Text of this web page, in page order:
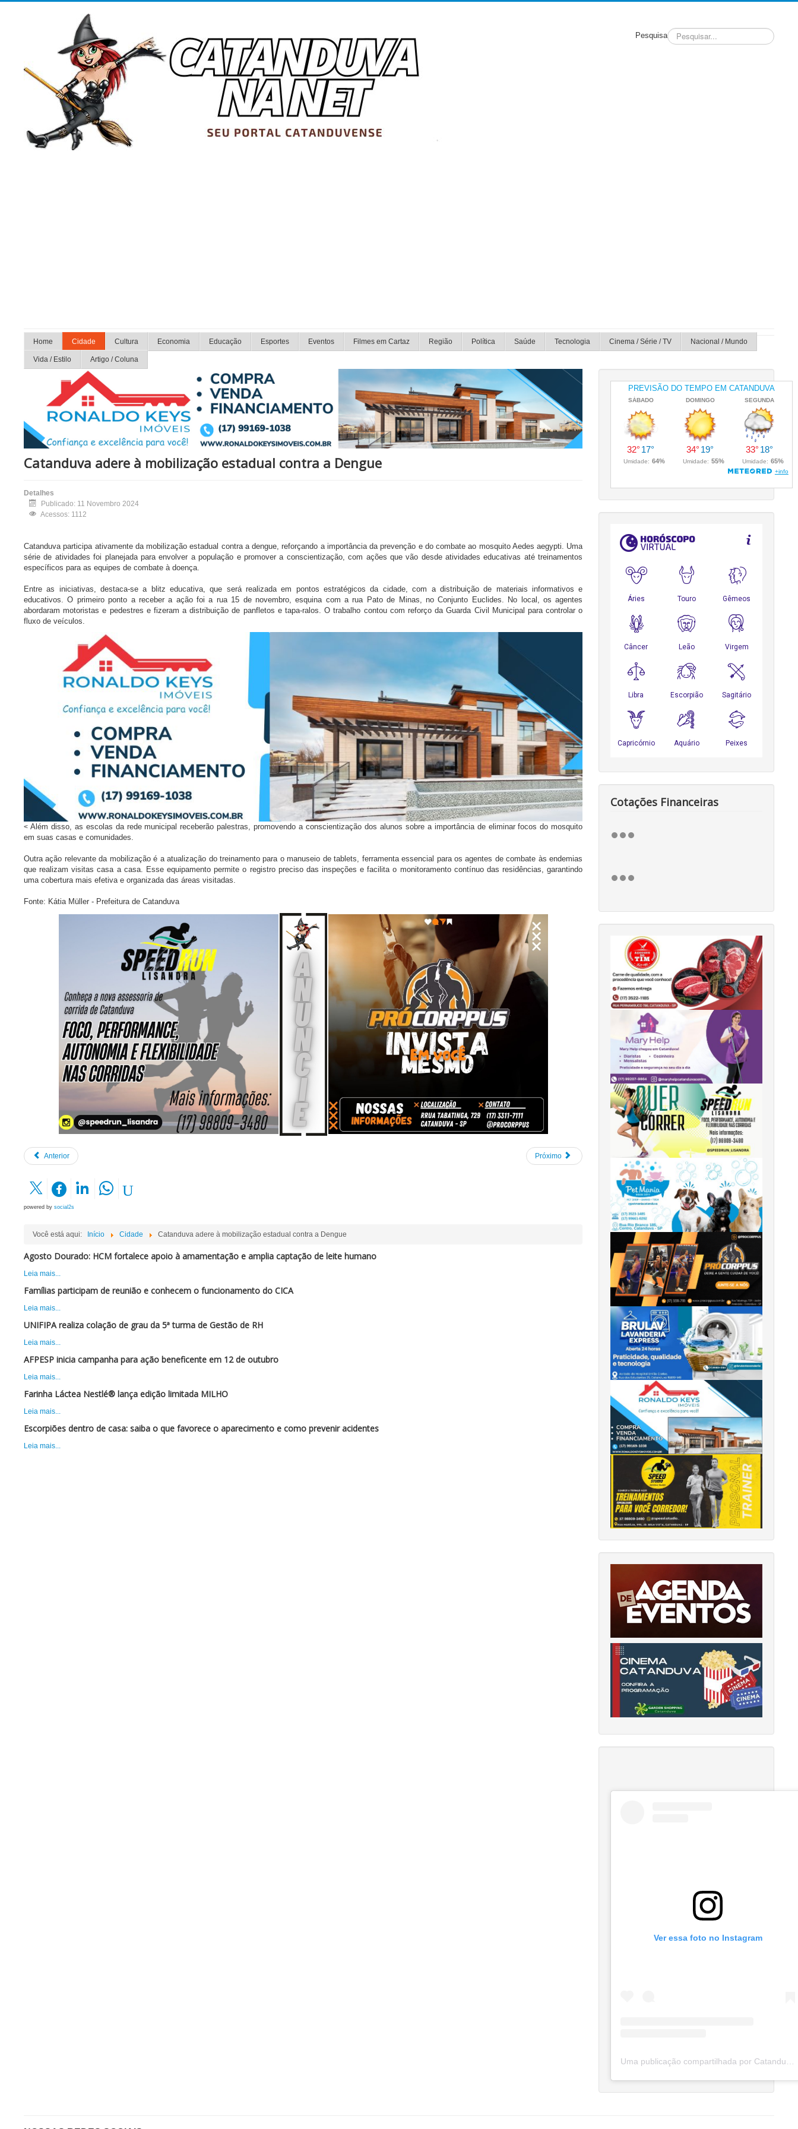
Pesquisa
Home Cidade Cultura Economia Educação Esportes Eventos Filmes em Cartaz Região Política Saúde Tecnologia Cinema / Série / TV Nacional / Mundo
Vida / Estilo Artigo / Coluna
Catanduva adere à mobilização estadual contra a Dengue
Detalhes
Publicado: 11 Novembro 2024
Acessos: 1112
Catanduva participa ativamente da mobilização estadual contra a dengue, reforçando a importância da prevenção e do combate ao mosquito Aedes aegypti. Uma
série de atividades foi planejada para envolver a população e promover a conscientização, com ações que vão desde atividades educativas até treinamentos
específicos para as equipes de combate à doença.
Entre as iniciativas, destaca-se a blitz educativa, que será realizada em pontos estratégicos da cidade, com a distribuição de materiais informativos e
educativos. O primeiro ponto a receber a ação foi a rua 15 de novembro, esquina com a rua Pato de Minas, no Conjunto Euclides. No local, os agentes
abordaram motoristas e pedestres e fizeram a distribuição de panfletos e tapa-ralos. O trabalho contou com reforço da Guarda Civil Municipal para controlar o
fluxo de veículos.
< Além disso, as escolas da rede municipal receberão palestras, promovendo a conscientização dos alunos sobre a importância de eliminar focos do mosquito
em suas casas e comunidades.
Outra ação relevante da mobilização é a atualização do treinamento para o manuseio de tablets, ferramenta essencial para os agentes de combate às endemias
que realizam visitas casa a casa. Esse equipamento permite o registro preciso das inspeções e facilita o monitoramento contínuo das residências, garantindo
uma cobertura mais efetiva e organizada das áreas visitadas.
Fonte: Kátia Müller - Prefeitura de Catanduva
Anterior Próximo
powered by social2s
Você está aqui: Início Cidade Catanduva adere à mobilização estadual contra a Dengue
Agosto Dourado: HCM fortalece apoio à amamentação e amplia captação de leite humano
Leia mais...
Famílias participam de reunião e conhecem o funcionamento do CICA
Leia mais...
UNIFIPA realiza colação de grau da 5ª turma de Gestão de RH
Leia mais...
AFPESP inicia campanha para ação beneficente em 12 de outubro
Leia mais...
Farinha Láctea Nestlé® lança edição limitada MILHO
Leia mais...
Escorpiões dentro de casa: saiba o que favorece o aparecimento e como prevenir acidentes
Leia mais...
Cotações Financeiras
Ver essa foto no Instagram